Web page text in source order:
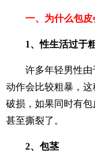
一、为什么包皮
1、性生活过于
许多年轻男性由
动作会比较粗暴，
破损，如果同时有
甚至撕裂了。
2、包茎